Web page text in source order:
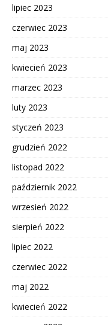
lipiec 2023
czerwiec 2023
maj 2023
kwiecień 2023
marzec 2023
luty 2023
styczeń 2023
grudzień 2022
listopad 2022
październik 2022
wrzesień 2022
sierpień 2022
lipiec 2022
czerwiec 2022
maj 2022
kwiecień 2022